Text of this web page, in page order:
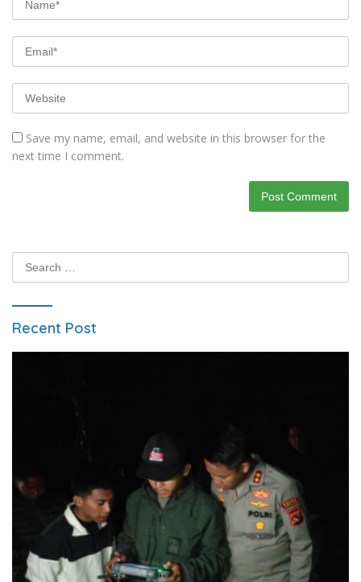
Save my name, email, and website in this browser for the
next time I comment.
Search
for:
Recent Post